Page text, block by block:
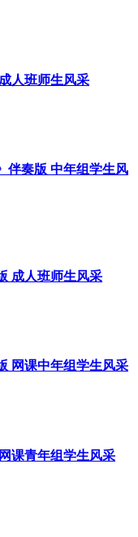
人班师生风采
伴奏版 中年组学生风
成人班师生风采
网课中年组学生风采
课青年组学生风采